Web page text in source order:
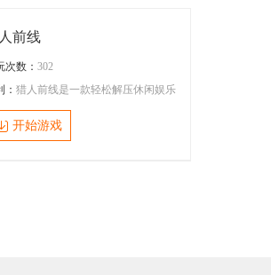
前线
次数： 302
： 猎人前线是一款轻松解压休闲娱乐
轰炸怪物，爆得各种武器 然后搭配游
的天赋，体魄，武技，宝物，印记等
开始游戏